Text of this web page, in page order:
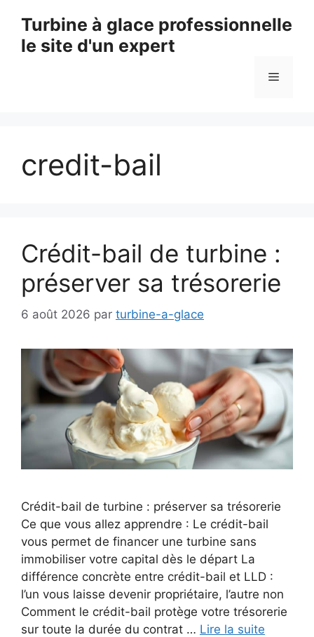
contenu
Turbine à glace professionnelle
le site d'un expert
Menu
credit-bail
Crédit-bail de turbine :
préserver sa trésorerie
6 août 2026 par turbine-a-glace
Crédit-bail de turbine : préserver sa trésorerie
Ce que vous allez apprendre : Le crédit-bail
vous permet de financer une turbine sans
immobiliser votre capital dès le départ La
différence concrète entre crédit-bail et LLD :
l’un vous laisse devenir propriétaire, l’autre non
Comment le crédit-bail protège votre trésorerie
sur toute la durée du contrat … Lire la suite